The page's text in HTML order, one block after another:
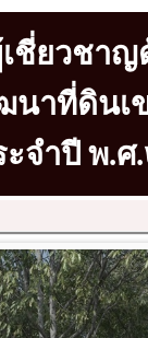
ชี่ยวชาญ
าที่ดินเ
จำปี พ.